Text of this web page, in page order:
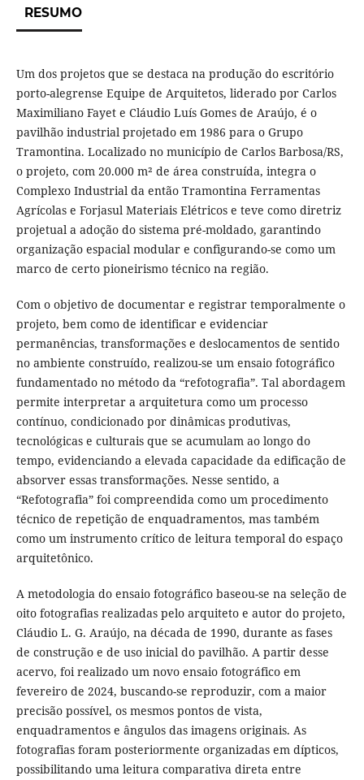
RESUMO
Um dos projetos que se destaca na produção do escritório
porto-alegrense Equipe de Arquitetos, liderado por Carlos
Maximiliano Fayet e Cláudio Luís Gomes de Araújo, é o
pavilhão industrial projetado em 1986 para o Grupo
Tramontina. Localizado no município de Carlos Barbosa/RS,
o projeto, com 20.000 m² de área construída, integra o
Complexo Industrial da então Tramontina Ferramentas
Agrícolas e Forjasul Materiais Elétricos e teve como diretriz
projetual a adoção do sistema pré-moldado, garantindo
organização espacial modular e configurando-se como um
marco de certo pioneirismo técnico na região.
Com o objetivo de documentar e registrar temporalmente o
projeto, bem como de identificar e evidenciar
permanências, transformações e deslocamentos de sentido
no ambiente construído, realizou-se um ensaio fotográfico
fundamentado no método da “refotografia”. Tal abordagem
permite interpretar a arquitetura como um processo
contínuo, condicionado por dinâmicas produtivas,
tecnológicas e culturais que se acumulam ao longo do
tempo, evidenciando a elevada capacidade da edificação de
absorver essas transformações. Nesse sentido, a
“Refotografia” foi compreendida como um procedimento
técnico de repetição de enquadramentos, mas também
como um instrumento crítico de leitura temporal do espaço
arquitetônico.
A metodologia do ensaio fotográfico baseou-se na seleção de
oito fotografias realizadas pelo arquiteto e autor do projeto,
Cláudio L. G. Araújo, na década de 1990, durante as fases
de construção e de uso inicial do pavilhão. A partir desse
acervo, foi realizado um novo ensaio fotográfico em
fevereiro de 2024, buscando-se reproduzir, com a maior
precisão possível, os mesmos pontos de vista,
enquadramentos e ângulos das imagens originais. As
fotografias foram posteriormente organizadas em dípticos,
possibilitando uma leitura comparativa direta entre